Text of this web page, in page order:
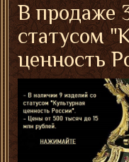
В продаже
статусом
ценность